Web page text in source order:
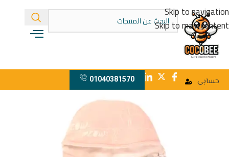
Skip to navigation
Skip to main content
حسابى 01040381570